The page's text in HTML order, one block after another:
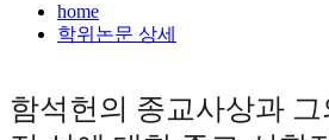
home
학위논문 상세
함석헌의 종교사상과 그